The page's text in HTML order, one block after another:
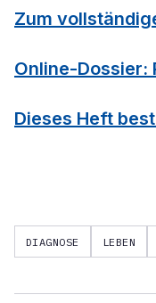
Zum
Online-Dossier:
Dieses Heft
DIAGNOSE LEBEN